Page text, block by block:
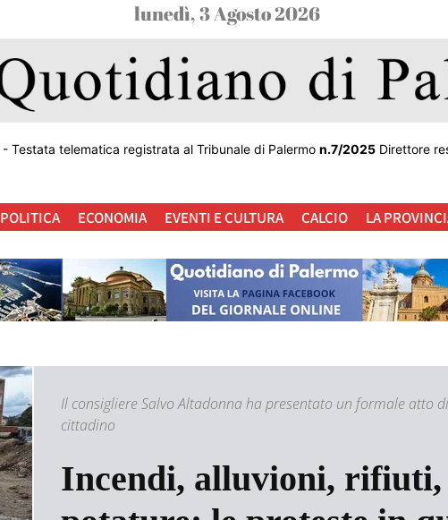
lunedì, 3 Agosto 2026
- Testata telematica registrata al Tribunale di Palermo n.7/2025Direttore
POLITICA ECONOMIA EVENTI E CULTURA CALCIO LA
Il consigliere Salvo Altadonna ha presentato un formale atto
cittadino
Incendi, alluvioni, rifiuti,